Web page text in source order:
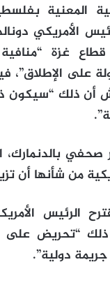
المعنية
الأمريكي
غزة
على الإطلاق”،
أن ذلك “سيكون
بالدنمارك،
من شأنها أن
الرئيس
“تحريض على
دولية”.